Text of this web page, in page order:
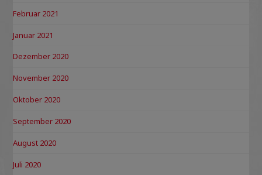
Februar 2021
Januar 2021
Dezember 2020
November 2020
Oktober 2020
September 2020
August 2020
Juli 2020